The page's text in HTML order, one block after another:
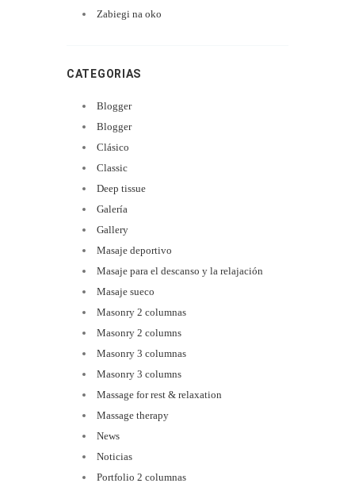
Zabiegi na oko
CATEGORIAS
Blogger
Blogger
Clásico
Classic
Deep tissue
Galería
Gallery
Masaje deportivo
Masaje para el descanso y la relajación
Masaje sueco
Masonry 2 columnas
Masonry 2 columns
Masonry 3 columnas
Masonry 3 columns
Massage for rest & relaxation
Massage therapy
News
Noticias
Portfolio 2 columnas